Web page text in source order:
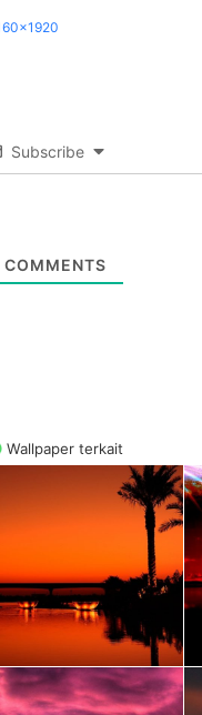
Subscribe
COMMENTS
Wallpaper terkait